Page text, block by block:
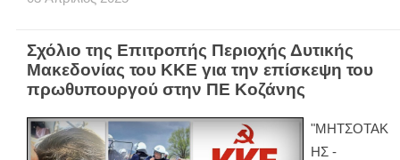
Σχόλιο της Επιτροπής Περιοχής Δυτικής
Μακεδονίας του ΚΚΕ για την επίσκεψη του
πρωθυπουργού στην ΠΕ Κοζάνης
"ΜΗΤΣΟΤΑΚ
ΗΣ -